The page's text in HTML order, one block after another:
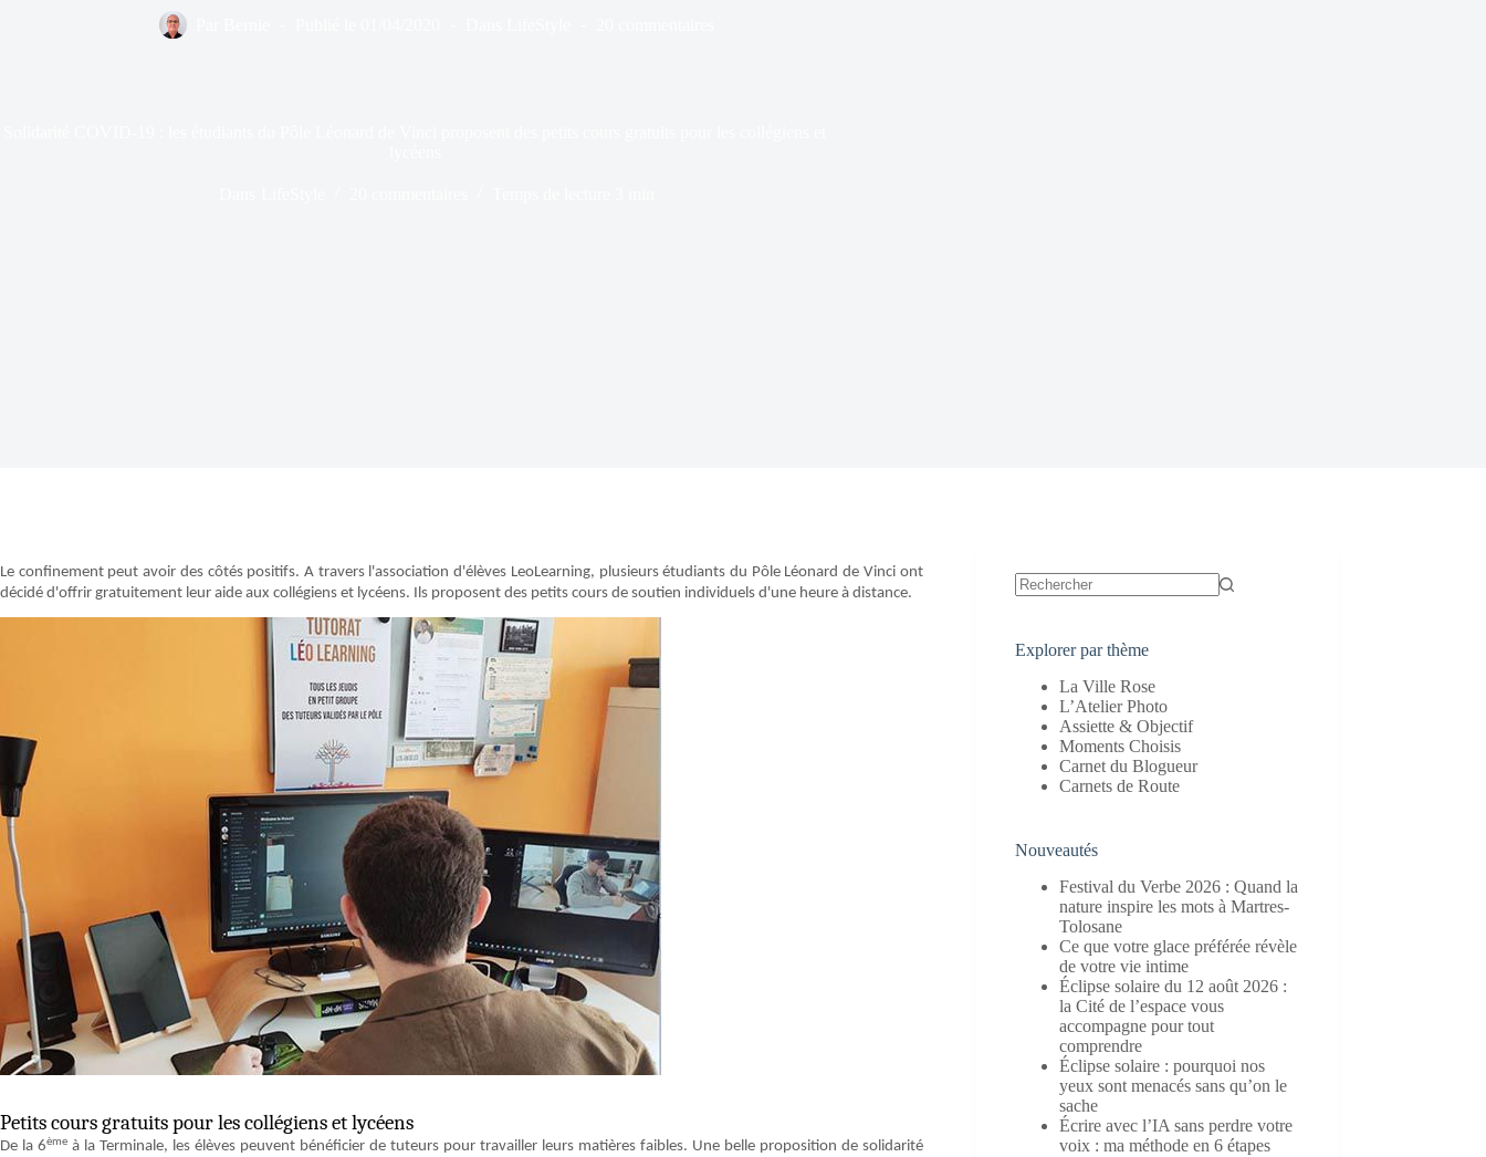
Le confinement peut avoir des côtés positifs. A travers l'association d'élèves LeoLearning, plusieurs étudiants du Pôle Léonard de Vinci ont
décidé d'offrir gratuitement leur aide aux collégiens et lycéens. Ils proposent des petits cours de soutien individuels d'une heure à distance.
Petits cours gratuits pour les collégiens et lycéens
De la 6èmeà la Terminale, les élèves peuvent bénéficier de tuteurs pour travailler leurs matières faibles. Une belle proposition de solidarité
Explorer par thème
La Ville Rose
L’Atelier Photo
Assiette & Objectif
Moments Choisis
Carnet du Blogueur
Carnets de Route
Nouveautés
Festival du Verbe 2026 : Quand la
nature inspire les mots à Martres-
Tolosane
Ce que votre glace préférée révèle
de votre vie intime
Éclipse solaire du 12 août 2026 :
la Cité de l’espace vous
accompagne pour tout
comprendre
Éclipse solaire : pourquoi nos
yeux sont menacés sans qu’on le
sache
Écrire avec l’IA sans perdre votre
voix : ma méthode en 6 étapes